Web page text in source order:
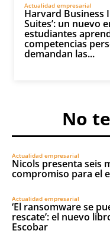
Actualidad empresarial
Harvard Business
Suites’: un nuevo
estudiantes
competencias
demandan las...
No
Actualidad empresarial
Nicols presenta seis
compromiso para el
Actualidad empresarial
‘El ransomware se
rescate’: el nuevo
Escobar